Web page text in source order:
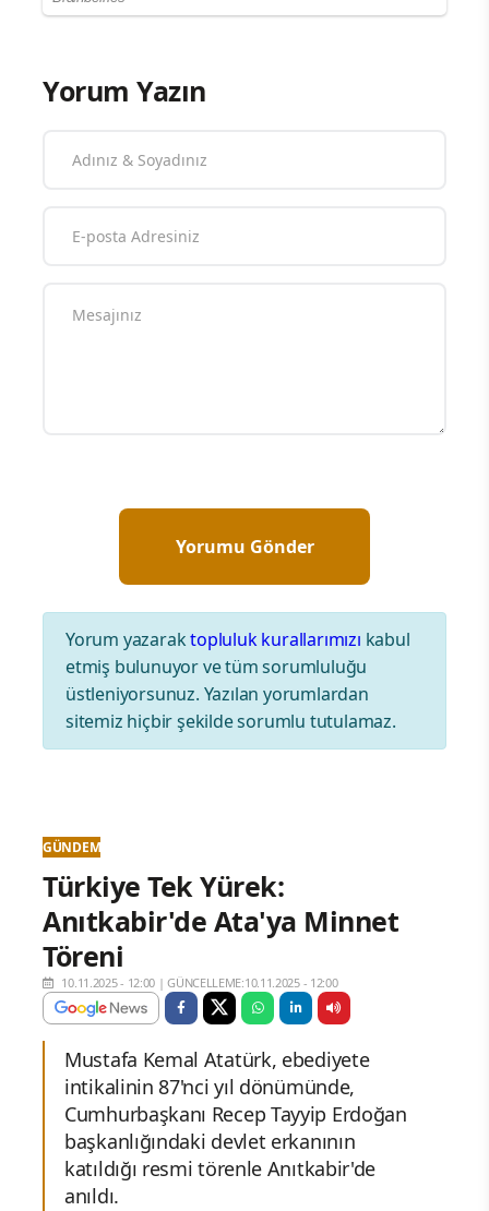
Yorum Yazın
Yorum yazaraktopluluk kurallarımızı kabul
etmiş bulunuyor ve tüm sorumluluğu
üstleniyorsunuz. Yazılan yorumlardan
sitemiz hiçbir şekilde sorumlu tutulamaz.
GÜNDEM
Türkiye Tek Yürek:
Anıtkabir'de Ata'ya Minnet
Töreni
10.11.2025 - 12:00 |GÜNCELLEME:10.11.2025 - 12:00
Mustafa Kemal Atatürk, ebediyete
intikalinin 87'nci yıl dönümünde,
Cumhurbaşkanı Recep Tayyip Erdoğan
başkanlığındaki devlet erkanının
katıldığı resmi törenle Anıtkabir'de
anıldı.